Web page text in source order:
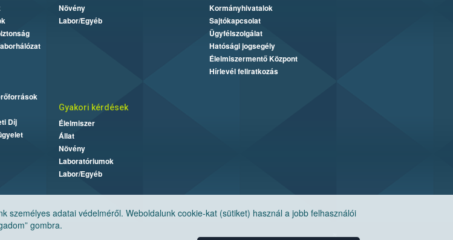
személyes adatai védelméről. Weboldalunk cookie-kat (sütiket) használ a jobb felhasználói
gombra.
Díj
Növény
Labor/Egyéb
Kormányhivatalok
Sajtókapcsolat
Ügyfélszolgálat
Hatósági jogsegély
Élelmiszermentő Központ
Hírlevél feliratkozás
Gyakori kérdések
Élelmiszer
Állat
Növény
Laboratóriumok
Labor/Egyéb